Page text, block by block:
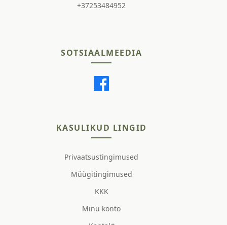
+37253484952
SOTSIAALMEEDIA
KASULIKUD LINGID
Privaatsustingimused
Müügitingimused
KKK
Minu konto